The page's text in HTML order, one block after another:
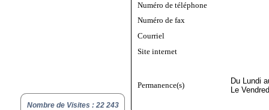
Nombre de Visites : 22 243
Numéro de téléphone
Numéro de fax
Courriel
Site internet
Permanence(s)
Du Lundi
Le